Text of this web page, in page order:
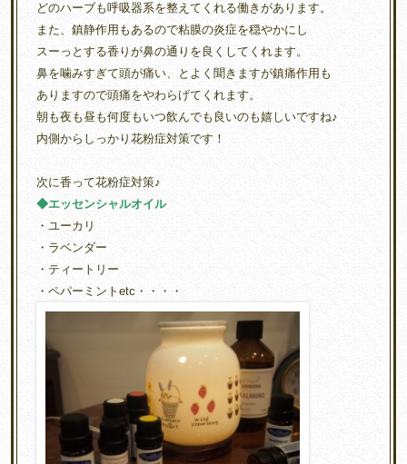
どのハーブも呼吸器系を整えてくれる働きがあります。
また、鎮静作用もあるので粘膜の炎症を穏やかにし
スーっとする香りが鼻の通りを良くしてくれます。
鼻を噛みすぎて頭が痛い、とよく聞きますが鎮痛作用も
ありますので頭痛をやわらげてくれます。
朝も夜も昼も何度もいつ飲んでも良いのも嬉しいですね♪
内側からしっかり花粉症対策です！
次に香って花粉症対策♪
◆エッセンシャルオイル
・ユーカリ
・ラベンダー
・ティートリー
・ペパーミントetc・・・・